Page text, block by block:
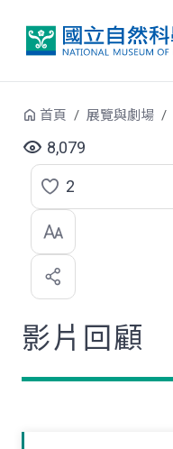
首頁 展覽與劇場
8,079
點
選
喜
歡
2
影片回顧